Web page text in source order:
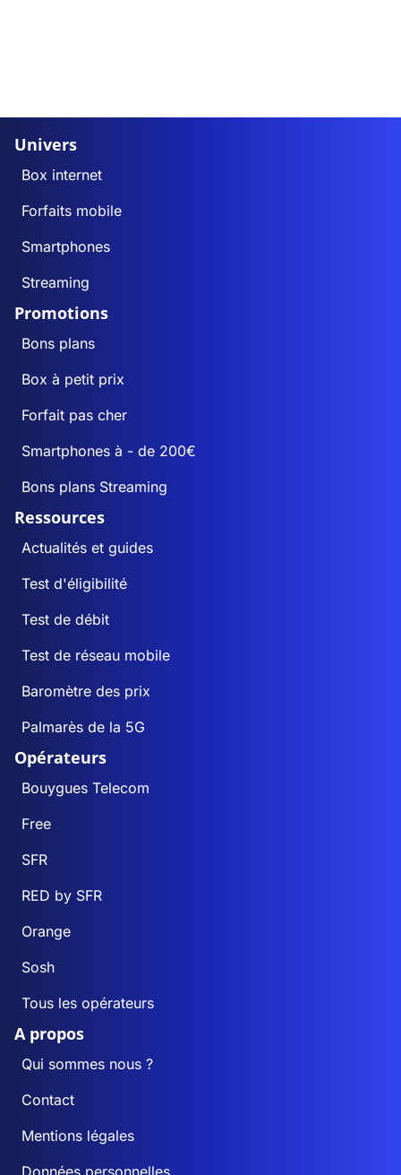
Univers
Box internet
Forfaits mobile
Smartphones
Streaming
Promotions
Bons plans
Box à petit prix
Forfait pas cher
Smartphones à - de 200€
Bons plans Streaming
Ressources
Actualités et guides
Test d'éligibilité
Test de débit
Test de réseau mobile
Baromètre des prix
Palmarès de la 5G
Opérateurs
Bouygues Telecom
Free
SFR
RED by SFR
Orange
Sosh
Tous les opérateurs
A propos
Qui sommes nous ?
Contact
Mentions légales
Données personnelles